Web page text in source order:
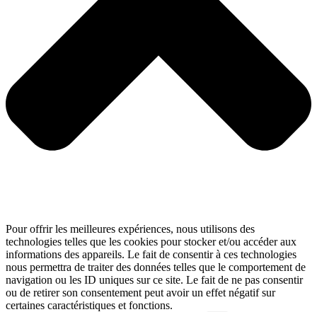
Pour offrir les meilleures expériences, nous utilisons des
technologies telles que les cookies pour stocker et/ou accéder aux
informations des appareils. Le fait de consentir à ces technologies
nous permettra de traiter des données telles que le comportement de
navigation ou les ID uniques sur ce site. Le fait de ne pas consentir
ou de retirer son consentement peut avoir un effet négatif sur
certaines caractéristiques et fonctions.